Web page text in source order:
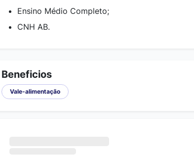
Ensino Médio Completo;
CNH AB.
Beneficios
Vale-alimentação